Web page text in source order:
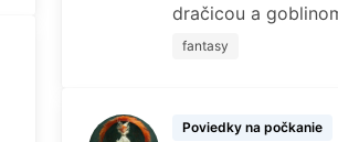
dračicou a
fantasy
Poviedky na počkanie